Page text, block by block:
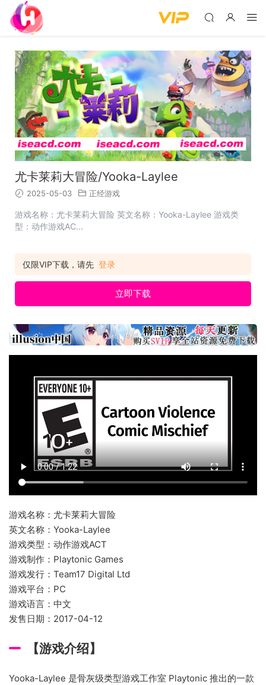
尤卡莱莉大冒险/Yooka-Laylee
2025-05-03 正经游戏
游戏名称：尤卡莱莉大冒险 英文名称：Yooka-Laylee 游戏类
型：动作游戏AC...
仅限VIP下载，请先 登录
立即下载
游戏名称：尤卡莱莉大冒险
英文名称：Yooka-Laylee
游戏类型：动作游戏ACT
游戏制作：Playtonic Games
游戏发行：Team17 Digital Ltd
游戏平台：PC
游戏语言：中文
发售日期：2017-04-12
【游戏介绍】
Yooka-Laylee 是骨灰级类型游戏工作室 Playtonic 推出的一款